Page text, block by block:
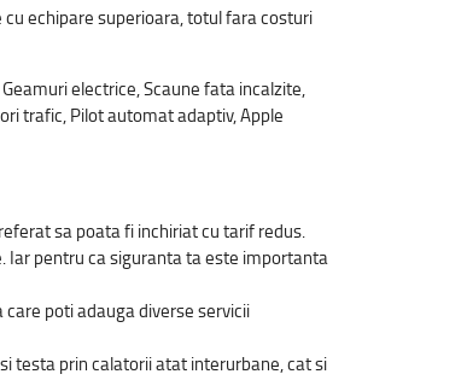
echipare superioara, totul fara costuri
electrice, Scaune fata incalzite,
trafic, Pilot automat adaptiv, Apple
sa poata fi inchiriat cu tarif redus.
Iar pentru ca siguranta ta este importanta
poti adauga diverse servicii
testa prin calatorii atat interurbane, cat si